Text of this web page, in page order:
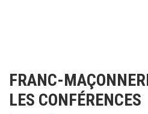
FRANC-
LES CONFÉRENCES